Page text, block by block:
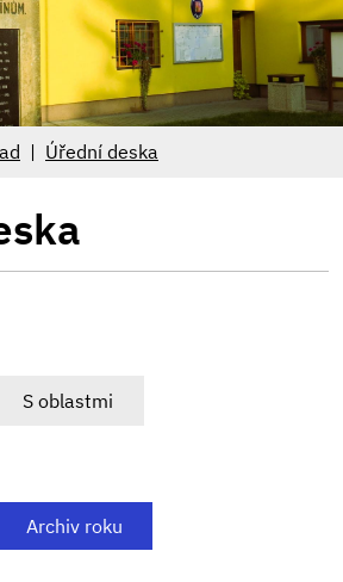
Úřední deska
S oblastmi
Archiv roku